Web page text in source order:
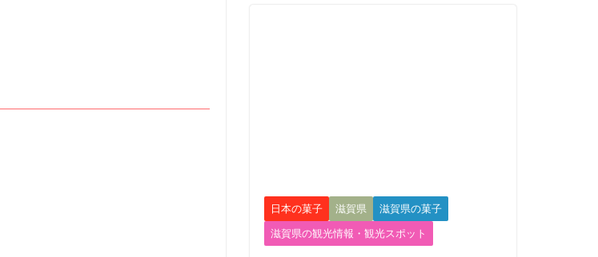
日本の菓子 滋賀県 滋賀県の菓子
滋賀県の観光情報・観光スポット